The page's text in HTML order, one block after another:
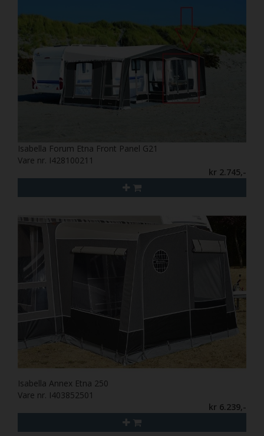
Isabella Forum Etna Front Panel G21
Vare nr. I428100211
kr 2.745,-
Isabella Annex Etna 250
Vare nr. I403852501
kr 6.239,-